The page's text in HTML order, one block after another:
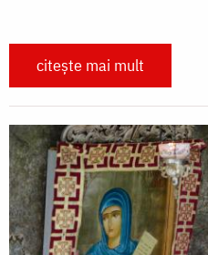
citește mai mult